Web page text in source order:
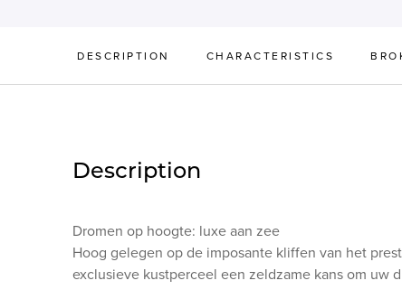
DESCRIPTION CHARACTERISTICS
Description
Dromen op hoogte: luxe aan zee
Hoog gelegen op de imposante kliffen van het
exclusieve kustperceel een zeldzame kans om uw